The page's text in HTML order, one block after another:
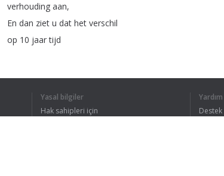
verhouding aan,
En dan ziet u dat het verschil
op 10 jaar tijd
sterkste index.
Yasal bilgiler
Hak sahipleri için